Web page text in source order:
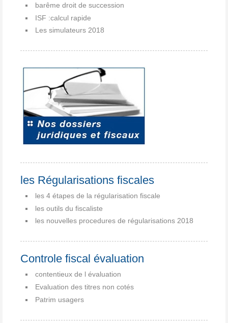
barême droit de succession
ISF :calcul rapide
Les simulateurs 2018
les Régularisations fiscales
les 4 étapes de la régularisation fiscale
les outils du fiscaliste
les nouvelles procedures de régularisations 2018
Controle fiscal évaluation
contentieux de l évaluation
Evaluation des titres non cotés
Patrim usagers